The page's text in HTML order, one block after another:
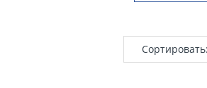
Сортировать: